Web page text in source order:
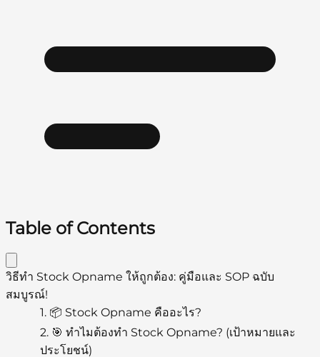
Table of Contents
วิธีทำ Stock Opname ให้ถูกต้อง: คู่มือและ SOP ฉบับ
สมบูรณ์!
1. 📦 Stock Opname คืออะไร?
2. 🎯 ทำไมต้องทำ Stock Opname? (เป้าหมายและ
ประโยชน์)